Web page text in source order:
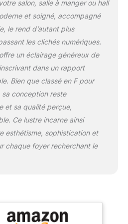
ampoules LED à intensité
variable, à économie
【LUXE LUSTRES EN
CRISTAL MODERNES】：
Ce grand lustre en cristal
doré est conçu avec 5
couches de cristaux de
grille K9 avec un cadre
extérieur en paillettes
d'acier inoxydable doré,
ajoute plus d'éléments
de luxe à votre
décoration intérieure et
un effet plus luxueux,
douce, le design
minimaliste est élégant et
salon, salle à manger ou hall
et soigné, accompagné
le rend d’autant plus
les clichés numériques.
un éclairage généreux de
dans un rapport
Bien que classé en F pour
sa conception reste
et sa qualité perçue,
Ce lustre incarne ainsi
esthétisme, sophistication et
chaque foyer recherchant le